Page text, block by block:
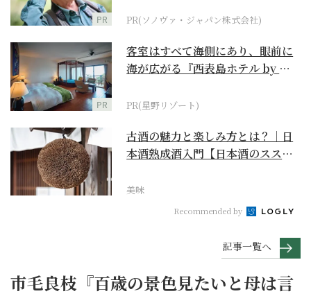
PR PR(ソノヴァ・ジャパン株式会社)
PR
客室はすべて海側にあり、眼前に
海が広がる『西表島ホテル by 星
PR(星野リゾート)
古酒の魅力と楽しみ方とは？｜日
本酒熟成酒入門【日本酒のスス
美味
Recommended by
記事一覧へ
市毛良枝『百歳の景色見たいと母は言